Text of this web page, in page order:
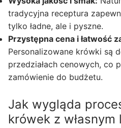
tradycyjna receptura
tylko ładne, ale i pyszne.
Przystępna cena i łatwość
Personalizowane krówki są
przedziałach cenowych, co
zamówienie do budżetu.
Jak wygląda
krówek z własnym